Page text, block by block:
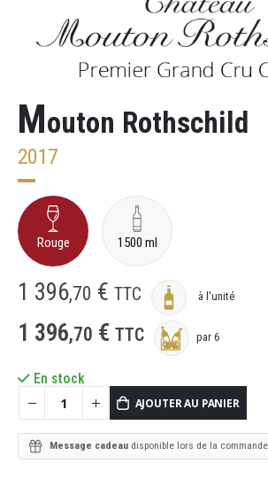
Mouton Rothschild
2017
Rouge 1500 ml
1 396,70 € TTC à l'unité
1 396,70 € TTC par 6
En stock
AJOUTER AU PANIER
Message cadeau disponible lors de la commande